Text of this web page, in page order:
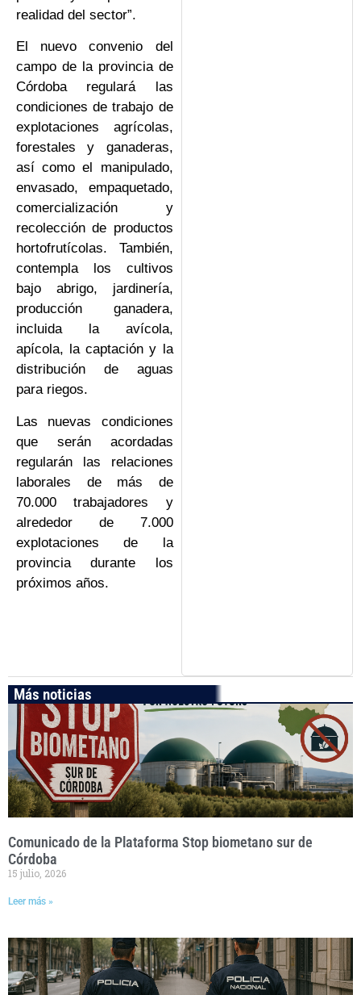
realidad del sector”.
El nuevo convenio del
campo de la provincia de
Córdoba regulará las
condiciones de trabajo de
explotaciones agrícolas,
forestales y ganaderas,
así como el manipulado,
envasado, empaquetado,
comercialización y
recolección de productos
hortofrutícolas. También,
contempla los cultivos
bajo abrigo, jardinería,
producción ganadera,
incluida la avícola,
apícola, la captación y la
distribución de aguas
para riegos.
Las nuevas condiciones
que serán acordadas
regularán las relaciones
laborales de más de
70.000 trabajadores y
alrededor de 7.000
explotaciones de la
provincia durante los
próximos años.
Más noticias
Comunicado de la Plataforma Stop biometano sur de
Córdoba
15 julio, 2026
Leer más »